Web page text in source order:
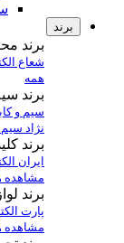
برند
برند
شعاع
همه
برند
سیم و
نژاد سیم
برند
ایران
مشاهده
برند
پارت
مشاهده